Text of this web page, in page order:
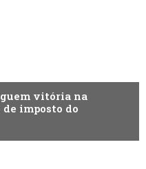
vitória na
imposto do